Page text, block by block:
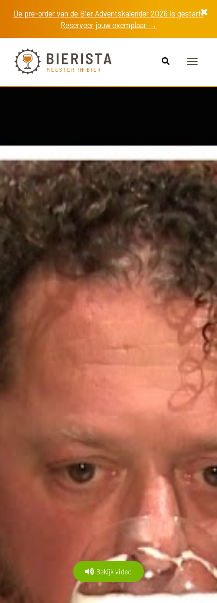
De pre-order van de Bier Adventskalender 2026 is gestart!
Reserveer jouw exemplaar →
Toggle
Bekijk video